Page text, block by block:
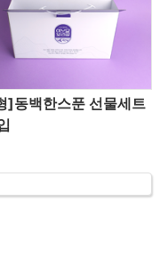
]동백한스푼 선물세트